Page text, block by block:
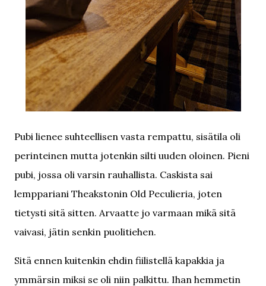
Pubi lienee suhteellisen vasta rempattu, sisätila oli
perinteinen mutta jotenkin silti uuden oloinen. Pieni
pubi, jossa oli varsin rauhallista. Caskista sai
lemppariani Theakstonin Old Peculieria, joten
tietysti sitä sitten. Arvaatte jo varmaan mikä sitä
vaivasi, jätin senkin puolitiehen.
Sitä ennen kuitenkin ehdin fiilistellä kapakkia ja
ymmärsin miksi se oli niin palkittu. Ihan hemmetin